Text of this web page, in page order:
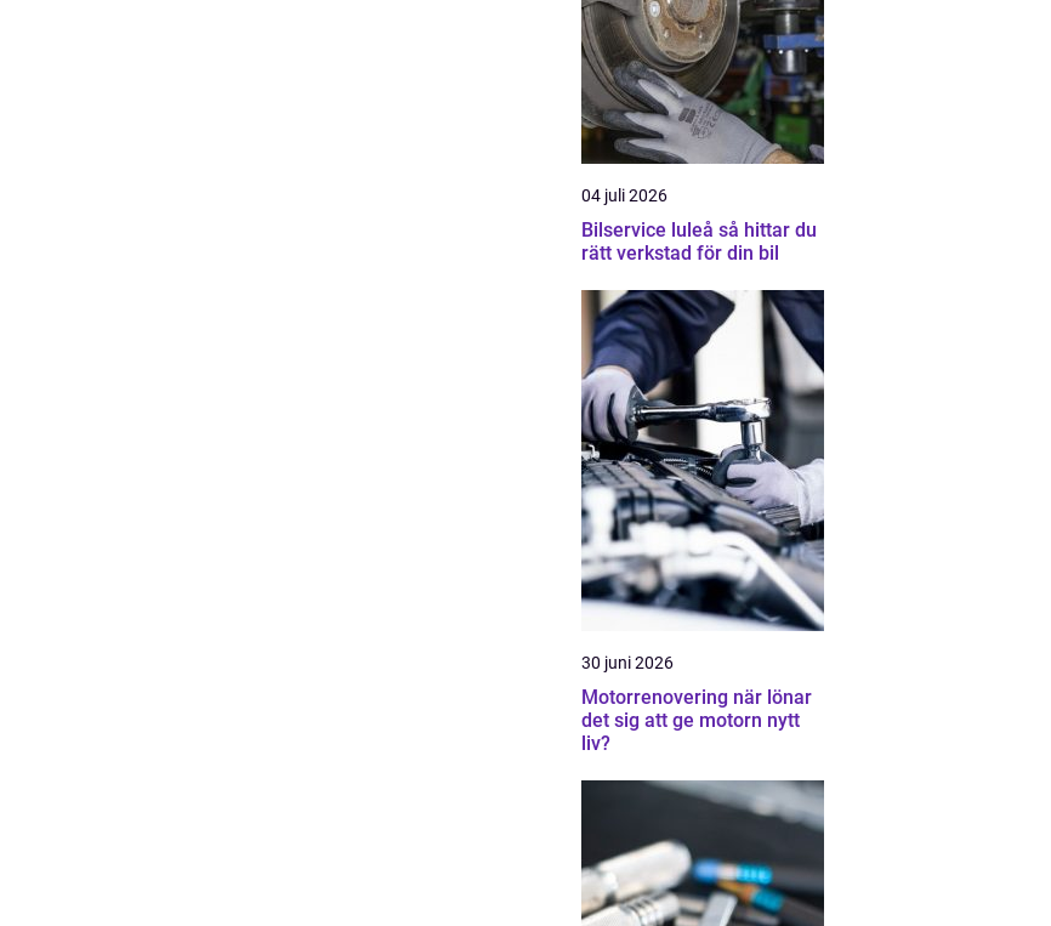
04 juli 2026
Bilservice luleå så hittar du
rätt verkstad för din bil
30 juni 2026
Motorrenovering när lönar
det sig att ge motorn nytt
liv?